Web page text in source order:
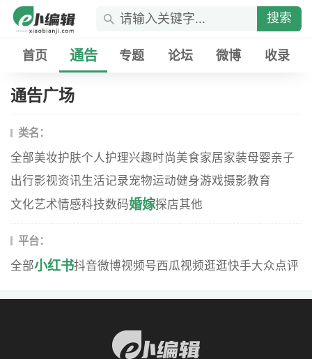
搜索
首页 通告 专题 论坛 微博 收录
通告广场
类名：
全部美妆护肤个人护理兴趣时尚美食家居家装母婴亲子
出行影视资讯生活记录宠物运动健身游戏摄影教育
文化艺术情感科技数码婚嫁探店其他
平台：
全部小红书抖音微博视频号西瓜视频逛逛快手大众点评